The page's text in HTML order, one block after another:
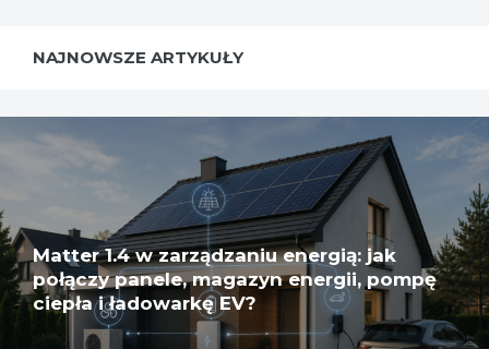
NAJNOWSZE ARTYKUŁY
Matter 1.4 w zarządzaniu energią: jak
połączy panele, magazyn energii, pompę
ciepła i ładowarkę EV?